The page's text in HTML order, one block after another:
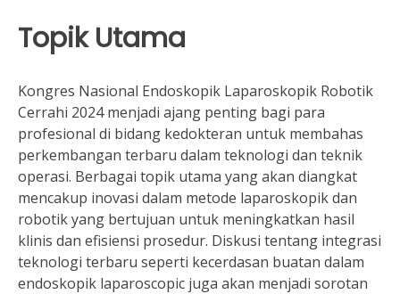
Topik Utama
Kongres Nasional Endoskopik Laparoskopik Robotik
Cerrahi 2024 menjadi ajang penting bagi para
profesional di bidang kedokteran untuk membahas
perkembangan terbaru dalam teknologi dan teknik
operasi. Berbagai topik utama yang akan diangkat
mencakup inovasi dalam metode laparoskopik dan
robotik yang bertujuan untuk meningkatkan hasil
klinis dan efisiensi prosedur. Diskusi tentang integrasi
teknologi terbaru seperti kecerdasan buatan dalam
endoskopik laparoscopic juga akan menjadi sorotan